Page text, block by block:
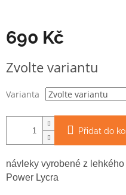
690 Kč
cena:
Zvolte variantu
Varianta
Přidat do
návleky vyrobené z
Power Lycra